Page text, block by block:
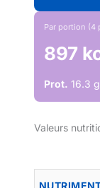
Par portion (4
897
Prot. 16.3
Valeurs